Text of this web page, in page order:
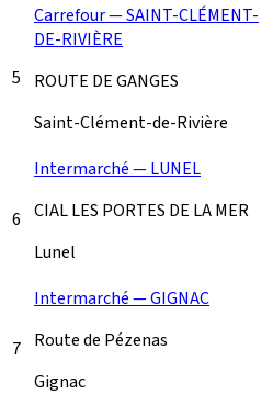
5
Carrefour — SAINT-CLÉMENT-
DE-RIVIÈRE
ROUTE DE GANGES
Saint-Clément-de-Rivière
6
Intermarché — LUNEL
CIAL LES PORTES DE LA MER
Lunel
7
Intermarché — GIGNAC
Route de Pézenas
Gignac